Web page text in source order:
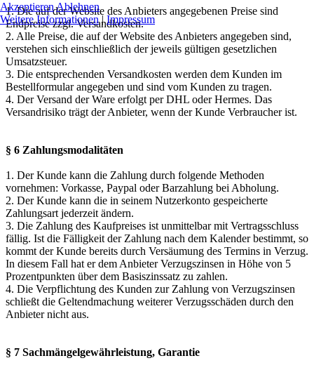
1. Die auf der Website des Anbieters angegebenen Preise sind
Endpreise zzgl. Versandkosten.
2. Alle Preise, die auf der Website des Anbieters angegeben sind,
verstehen sich einschließlich der jeweils gültigen gesetzlichen
Umsatzsteuer.
3. Die entsprechenden Versandkosten werden dem Kunden im
Bestellformular angegeben und sind vom Kunden zu tragen.
4. Der Versand der Ware erfolgt per DHL oder Hermes. Das
Versandrisiko trägt der Anbieter, wenn der Kunde Verbraucher ist.
§ 6 Zahlungsmodalitäten
1. Der Kunde kann die Zahlung durch folgende Methoden
vornehmen: Vorkasse, Paypal oder Barzahlung bei Abholung.
2. Der Kunde kann die in seinem Nutzerkonto gespeicherte
Zahlungsart jederzeit ändern.
3. Die Zahlung des Kaufpreises ist unmittelbar mit Vertragsschluss
fällig. Ist die Fälligkeit der Zahlung nach dem Kalender bestimmt, so
kommt der Kunde bereits durch Versäumung des Termins in Verzug.
In diesem Fall hat er dem Anbieter Verzugszinsen in Höhe von 5
Prozentpunkten über dem Basiszinssatz zu zahlen.
4. Die Verpflichtung des Kunden zur Zahlung von Verzugszinsen
schließt die Geltendmachung weiterer Verzugsschäden durch den
Anbieter nicht aus.
§ 7 Sachmängelgewährleistung, Garantie
AkzeptierenAblehnen
Weitere Informationen|Impressum